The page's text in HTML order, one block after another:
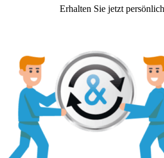
Erhalten Sie jetzt